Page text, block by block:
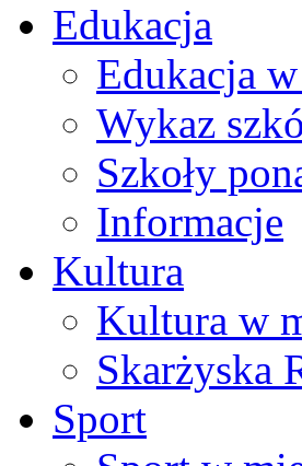
Edukacja
Edukacja
Wykaz
Szkoły
Informacje
Kultura
Kultura w
Skarżyska
Sport